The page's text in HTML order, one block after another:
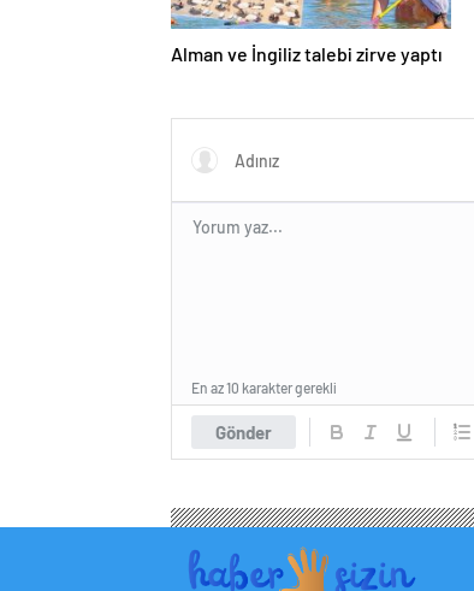
Alman ve İngiliz talebi zirve yaptı
Gönder
En az 10 karakter gerekli